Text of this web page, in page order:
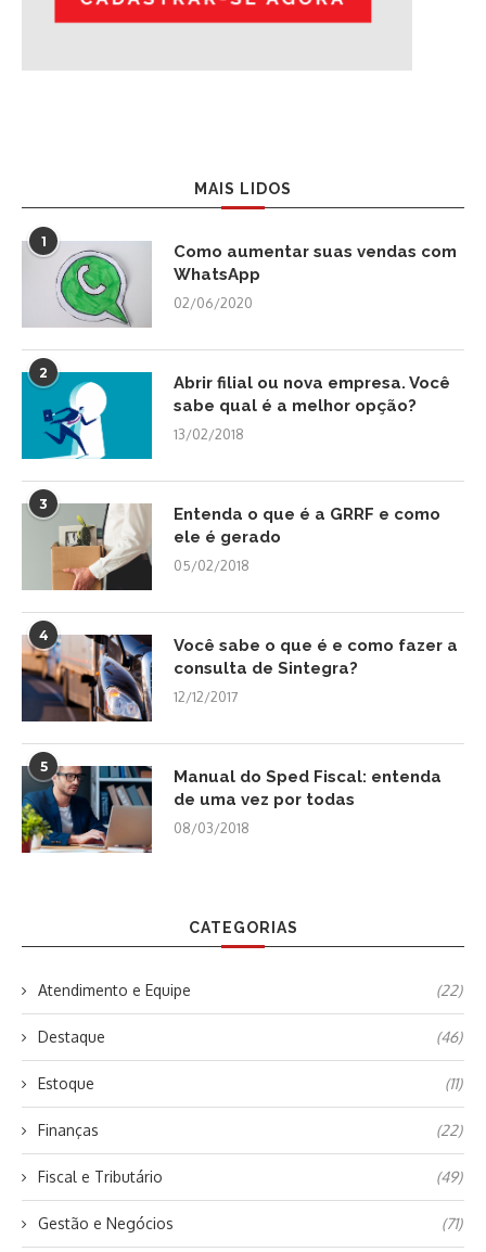
MAIS LIDOS
1
Como aumentar suas vendas com
WhatsApp
02/06/2020
2
Abrir filial ou nova empresa. Você
sabe qual é a melhor opção?
13/02/2018
3
Entenda o que é a GRRF e como
ele é gerado
05/02/2018
4
Você sabe o que é e como fazer a
consulta de Sintegra?
12/12/2017
5
Manual do Sped Fiscal: entenda
de uma vez por todas
08/03/2018
CATEGORIAS
Atendimento e Equipe (22)
Destaque (46)
Estoque (11)
Finanças (22)
Fiscal e Tributário (49)
Gestão e Negócios (71)